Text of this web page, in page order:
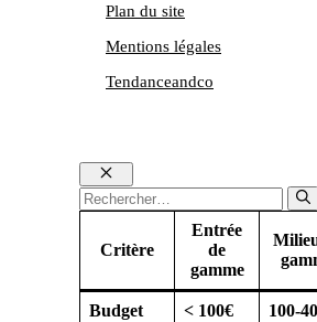
Tendanceandco
Plan du site
Mentions légales
Fermer
Rechercher :
Critère
Entrée
de
gamme
Budget < 100€ 100-